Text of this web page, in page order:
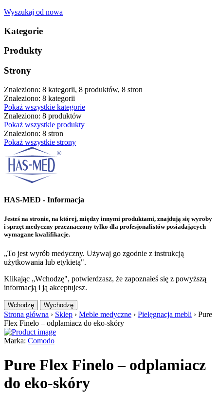
Wyszukaj od nowa
Kategorie
Produkty
Strony
Znaleziono: 8 kategorii, 8 produktów, 8 stron
Znaleziono: 8 kategorii
Pokaż wszystkie kategorie
Znaleziono: 8 produktów
Pokaż wszystkie produkty
Znaleziono: 8 stron
Pokaż wszystkie strony
HAS-MED - Informacja
Jesteś na stronie, na której, między innymi produktami, znajdują się wyroby
i sprzęt medyczny przeznaczony tylko dla profesjonalistów posiadających
wymagane kwalifikacje.
„To jest wyrób medyczny. Używaj go zgodnie z instrukcją
użytkowania lub etykietą".
Klikając „Wchodzę", potwierdzasz, że zapoznałeś się z powyższą
informacją i ją akceptujesz.
Wchodzę Wychodzę
Strona główna › Sklep › Meble medyczne › Pielęgnacja mebli › Pure
Flex Finelo – odplamiacz do eko-skóry
Marka: Comodo
Pure Flex Finelo – odplamiacz
do eko-skóry